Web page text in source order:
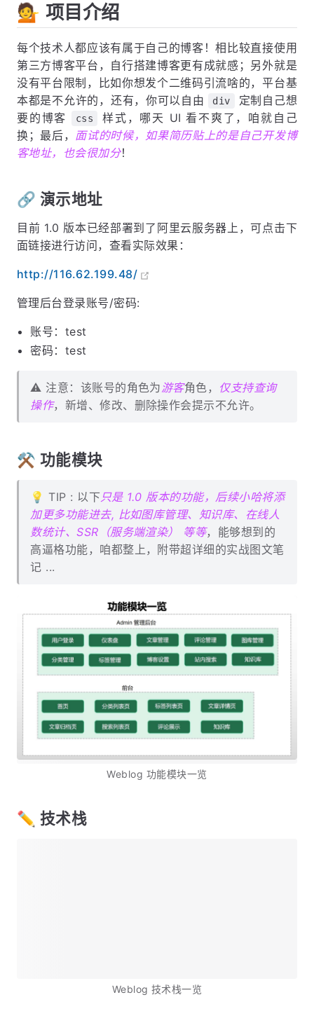
💁 项目介绍
每个技术人都应该有属于自己的博客！相比较直接使用
第三方博客平台，自行搭建博客更有成就感；另外就是
没有平台限制，比如你想发个二维码引流啥的，平台基
本都是不允许的，还有，你可以自由
div
定制自己想
要的博客
css
样式，哪天 UI 看不爽了，咱就自己
换；最后， 面试的时候，如果简历贴上的是自己开发博
客地址，也会很加分！
🔗 演示地址
目前 1.0 版本已经部署到了阿里云服务器上，可点击下
面链接进行访问，查看实际效果：
http://116.62.199.48/
管理后台登录账号/密码:
账号：test
密码：test
⚠️ 注意：该账号的角色为游客角色， 仅支持查询
操作，新增、修改、删除操作会提示不允许。
⚒️ 功能模块
💡 TIP : 以下只是 1.0 版本的功能，后续小哈将添
加更多功能进去, 比如图库管理、知识库、在线人
数统计、SSR（服务端渲染） 等等，能够想到的
高逼格功能，咱都整上，附带超详细的实战图文笔
记 ...
Weblog 功能模块一览
✏️ 技术栈